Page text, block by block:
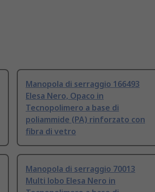
Manopola di serraggio 166493
Elesa Nero, Opaco in
Tecnopolimero a base di
poliammide (PA) rinforzato con
fibra di vetro
Manopola di serraggio 70013
Multi lobo Elesa Nero in